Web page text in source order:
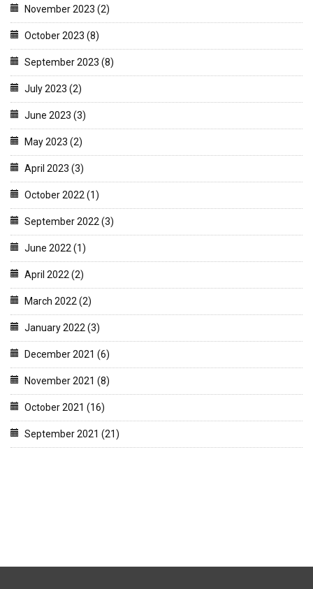
November 2023 (2)
October 2023 (8)
September 2023 (8)
July 2023 (2)
June 2023 (3)
May 2023 (2)
April 2023 (3)
October 2022 (1)
September 2022 (3)
June 2022 (1)
April 2022 (2)
March 2022 (2)
January 2022 (3)
December 2021 (6)
November 2021 (8)
October 2021 (16)
September 2021 (21)